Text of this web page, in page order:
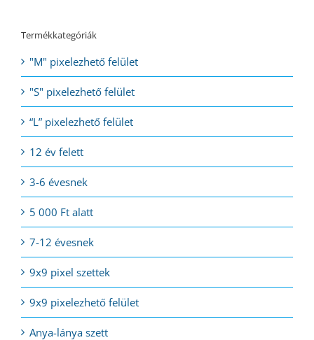
Termékkategóriák
"M" pixelezhető felület
"S" pixelezhető felület
“L” pixelezhető felület
12 év felett
3-6 évesnek
5 000 Ft alatt
7-12 évesnek
9x9 pixel szettek
9x9 pixelezhető felület
Anya-lánya szett